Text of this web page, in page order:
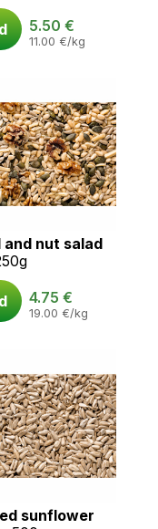
5.50 €
11.00 €/kg
and nut salad
4.75 €
19.00 €/kg
sunflower